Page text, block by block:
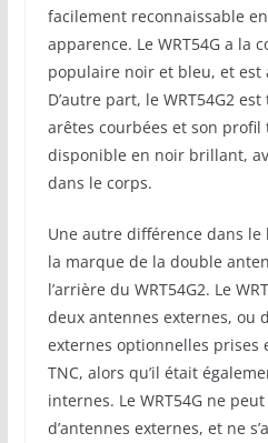
facilement reconnaissable
apparence. Le WRT54G a la
populaire noir et bleu, et est
D’autre part, le WRT54G2
arêtes courbées et son
disponible en noir brillant,
dans le corps.
Une autre différence dans le
la marque de la double
l’arrière du WRT54G2. Le
deux antennes externes, ou
externes optionnelles prises
TNC, alors qu’il était
internes. Le WRT54G ne
d’antennes externes, et ne